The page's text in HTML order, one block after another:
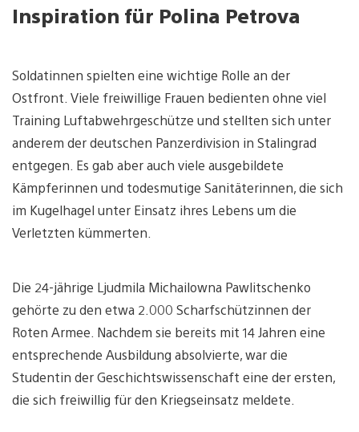
Inspiration für Polina Petrova
Soldatinnen spielten eine wichtige Rolle an der
Ostfront. Viele freiwillige Frauen bedienten ohne viel
Training Luftabwehrgeschütze und stellten sich unter
anderem der deutschen Panzerdivision in Stalingrad
entgegen. Es gab aber auch viele ausgebildete
Kämpferinnen und todesmutige Sanitäterinnen, die sich
im Kugelhagel unter Einsatz ihres Lebens um die
Verletzten kümmerten.
Die 24-jährige Ljudmila Michailowna Pawlitschenko
gehörte zu den etwa 2.000 Scharfschützinnen der
Roten Armee. Nachdem sie bereits mit 14 Jahren eine
entsprechende Ausbildung absolvierte, war die
Studentin der Geschichtswissenschaft eine der ersten,
die sich freiwillig für den Kriegseinsatz meldete.